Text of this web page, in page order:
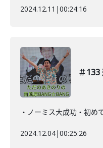
2024.12.11 |00:24:16
＃133
・ノーミス大成功・初め
2024.12.04|00:25:26